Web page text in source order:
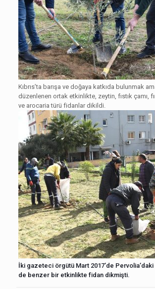
Kıbrıs’ta barışa ve doğaya katkıda bulunmak
düzenlenen ortak etkinlikte, zeytin, fıstık çamı,
ve arocaria türü fidanlar dikildi.
İki gazeteci örgütü Mart 2017’de Pervolia’daki
de benzer bir etkinlikte fidan dikmişti.